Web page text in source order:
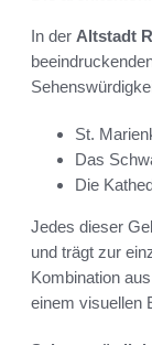
In der Altstadt
St.
Das
Die
Jedes dieser
und trägt zur
Kombination
einem visuellen